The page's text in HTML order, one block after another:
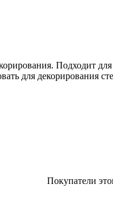
Подходит
для декорирования
Покупатели